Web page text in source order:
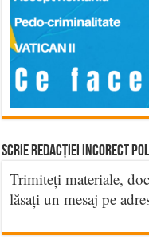
Scrie Redacției Incorect
Trimiteți materiale,
lăsați un mesaj pe